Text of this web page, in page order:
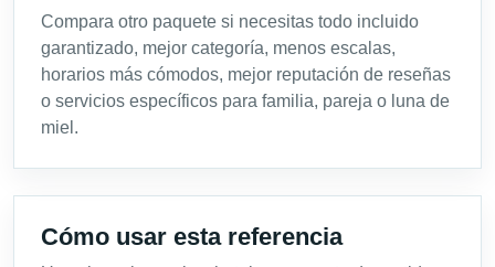
Compara otro paquete si necesitas todo incluido
garantizado, mejor categoría, menos escalas,
horarios más cómodos, mejor reputación de reseñas
o servicios específicos para familia, pareja o luna de
miel.
Cómo usar esta referencia